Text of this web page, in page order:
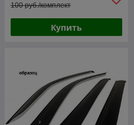
100 руб./комплект
Купить